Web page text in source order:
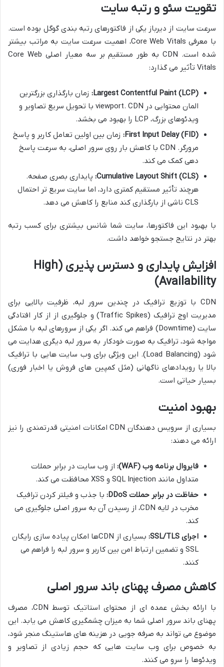
تقویت سئو و رتبه سایت
سرعت سایت از دیرباز یکی از فاکتورهای رتبه بندی گوگل بوده است.
با معرفی Core Web Vitals، اهمیت سرعت سایت به مراتب بیشتر
شده است. CDN به طور مستقیم بر سه معیار اصلی Core Web
Vitals تأثیر می گذارد:
Largest Contentful Paint (LCP): زمان بارگذاری بزرگترین
المان محتوایی در viewport. CDN با تحویل سریع تصاویر و
ویدئوهای بزرگ، LCP را بهبود می بخشد.
First Input Delay (FID): زمان بین اولین تعامل کاربر و پاسخ
مرورگر. CDN با کاهش بار روی سرور اصلی، به سرعت پاسخ
دهی کمک می کند.
Cumulative Layout Shift (CLS): پایداری بصری صفحه.
هرچند تأثیر مستقیم کمتری دارد، اما سایت سریع تر احتمال
CLS ناشی از بارگذاری کند منابع را کاهش می دهد.
با بهبود این فاکتورها، سایت شما شانس بیشتری برای کسب رتبه
بهتر در نتایج جستجو خواهد داشت.
افزایش پایداری و دسترس پذیری (High
Availability)
CDN با توزیع ترافیک در چندین سرور لبه، ظرفیت بالایی برای
مدیریت اوج ترافیک (Traffic Spikes) و جلوگیری از از کار افتادگی
سایت (Downtime) فراهم می کند. اگر یکی از سرورهای لبه با مشکل
مواجه شود، ترافیک به صورت خودکار به سرور لبه دیگری هدایت می
شود (Load Balancing). این ویژگی برای وب سایت هایی با ترافیک
بالا یا رویدادهای ناگهانی (مثل کمپین های فروش یا اخبار فوری)
بسیار حیاتی است.
بهبود امنیت
بسیاری از سرویس دهندگان CDN امکانات امنیتی قدرتمندی را نیز
ارائه می دهند:
فایروال برنامه وب (WAF):
از وب سایت در برابر حملات
متداول مانند SQL Injection و XSS محافظت می کند.
حفاظت در برابر حملات DDoS:
با جذب و فیلتر کردن ترافیک
مخرب در لایه CDN، از رسیدن آن به سرور اصلی جلوگیری می
کند.
اجرای SSL/TLS:
بسیاری از CDNها امکان پیاده سازی رایگان
SSL و تضمین ارتباط امن بین کاربر و سرور لبه را فراهم می
کنند.
کاهش مصرف پهنای باند سرور اصلی
با ارائه بخش عمده ای از محتوای استاتیک توسط CDN، مصرف
پهنای باند سرور اصلی شما به میزان چشمگیری کاهش می یابد. این
موضوع می تواند به صرفه جویی در هزینه های هاستینگ منجر شود،
به خصوص برای وب سایت هایی که حجم زیادی از تصاویر و
ویدئوها را سرو می کنند.